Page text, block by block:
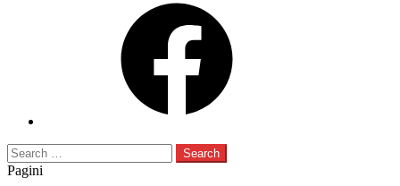
Search
for:
Pagini